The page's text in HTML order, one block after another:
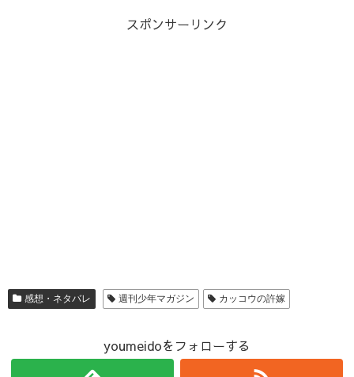
スポンサーリンク
感想・ネタバレ 週刊少年マガジン カッコウの許嫁
youmeidoをフォローする